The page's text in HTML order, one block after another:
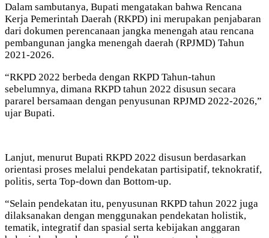
Dalam sambutanya, Bupati mengatakan bahwa Rencana
Kerja Pemerintah Daerah (RKPD) ini merupakan penjabaran
dari dokumen perencanaan jangka menengah atau rencana
pembangunan jangka menengah daerah (RPJMD) Tahun
2021-2026.
“RKPD 2022 berbeda dengan RKPD Tahun-tahun
sebelumnya, dimana RKPD tahun 2022 disusun secara
pararel bersamaan dengan penyusunan RPJMD 2022-2026,”
ujar Bupati.
Lanjut, menurut Bupati RKPD 2022 disusun berdasarkan
orientasi proses melalui pendekatan partisipatif, teknokratif,
politis, serta Top-down dan Bottom-up.
“Selain pendekatan itu, penyusunan RKPD tahun 2022 juga
dilaksanakan dengan menggunakan pendekatan holistik,
tematik, integratif dan spasial serta kebijakan anggaran